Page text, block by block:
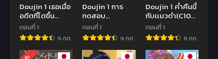
Doujin 1 เธอเมื่อ
อดีตที่โตขึ้น
เเล้ว[Yakiniku
Teikoku
(MGMEE)] Koko
Jidai ni Futta
ตอนที่ 1
9.00
Doujin 1 การ
ทดสอบ
ลูกเขย(C97)
[Inbou no
Teikoku (IN-KA
of the Dead)]
ตอนที่ 1
9.00
Doujin 1 ค่ำคืนนี้
กับเเมวดำ(C104)
[Titano-
makhia
(Mikaduchi)]
Konya wa
ตอนที่ 1
9.00